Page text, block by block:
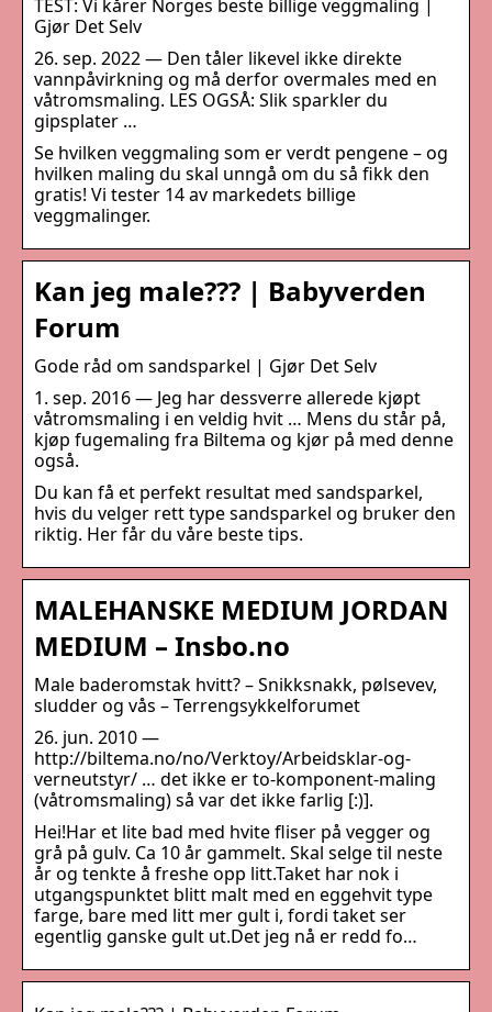
TEST: Vi kårer Norges beste billige veggmaling |
Gjør Det Selv
26. sep. 2022 — Den tåler likevel ikke direkte
vannpåvirkning og må derfor overmales med en
våtromsmaling. LES OGSÅ: Slik sparkler du
gipsplater …
Se hvilken veggmaling som er verdt pengene – og
hvilken maling du skal unngå om du så fikk den
gratis! Vi tester 14 av markedets billige
veggmalinger.
Kan jeg male??? | Babyverden
Forum
Gode råd om sandsparkel | Gjør Det Selv
1. sep. 2016 — Jeg har dessverre allerede kjøpt
våtromsmaling i en veldig hvit … Mens du står på,
kjøp fugemaling fra Biltema og kjør på med denne
også.
Du kan få et perfekt resultat med sandsparkel,
hvis du velger rett type sandsparkel og bruker den
riktig. Her får du våre beste tips.
MALEHANSKE MEDIUM JORDAN
MEDIUM – Insbo.no
Male baderomstak hvitt? – Snikksnakk, pølsevev,
sludder og vås – Terrengsykkelforumet
26. jun. 2010 —
http://biltema.no/no/Verktoy/Arbeidsklar-og-
verneutstyr/ … det ikke er to-komponent-maling
(våtromsmaling) så var det ikke farlig [:)].
Hei!Har et lite bad med hvite fliser på vegger og
grå på gulv. Ca 10 år gammelt. Skal selge til neste
år og tenkte å freshe opp litt.Taket har nok i
utgangspunktet blitt malt med en eggehvit type
farge, bare med litt mer gult i, fordi taket ser
egentlig ganske gult ut.Det jeg nå er redd fo…